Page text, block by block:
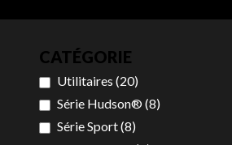
CATÉGORIE
Utilitaires (20)
Série Hudson® (8)
Série Sport(8)